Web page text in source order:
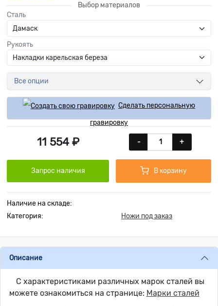
Выбор материалов
Сталь
Рукоять
Все опции
Сделать персональную
гравировку
11 554 ₽ - +
Запрос наличия В корзину
Наличие на складе:
Категория:
Ножи под заказ
Описание
С характеристиками различных марок сталей вы
можете ознакомиться на странице: Марки сталей